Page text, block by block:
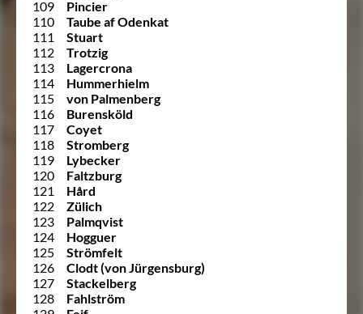
109
Pincier
110
Taube af Odenkat
111
Stuart
112
Trotzig
113
Lagercrona
114
Hummerhielm
115
von Palmenberg
116
Burensköld
117
Coyet
118
Stromberg
119
Lybecker
120
Faltzburg
121
Hård
122
Zülich
123
Palmqvist
124
Hogguer
125
Strömfelt
126
Clodt (von Jürgensburg)
127
Stackelberg
128
Fahlström